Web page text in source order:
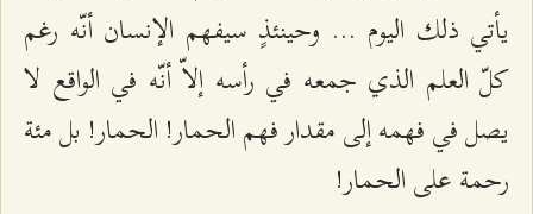
يأتي ذلك اليوم ... وحينئذٍ سيفهم الإنسان أنّه رغم
كلّ العلم الذي جمعه في رأسه إلاّ أنّه في الواقع لا
يصل في فهمه إلى مقدار فهم الحمار! الحمار! بل مئة
رحمة على الحمار!